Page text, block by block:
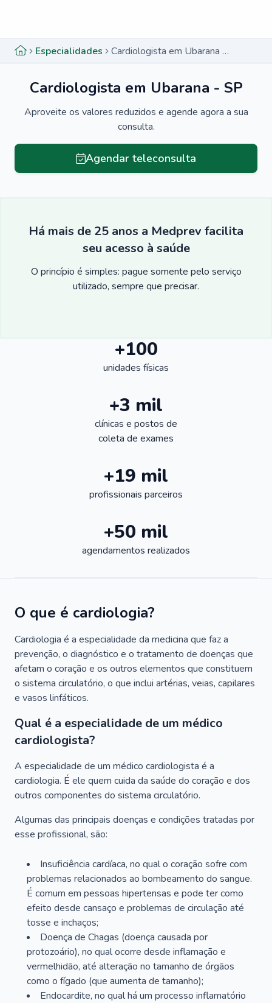
Especialidades Cardiologista em Ubarana - SP
Cardiologista em Ubarana - SP
Aproveite os valores reduzidos e agende agora a sua
consulta.
Agendar teleconsulta
Há mais de 25 anos a Medprev facilita
seu acesso à saúde
O princípio é simples: pague somente pelo serviço
utilizado, sempre que precisar.
+100
unidades físicas
+3 mil
clínicas e postos de
coleta de exames
+19 mil
profissionais parceiros
+50 mil
agendamentos realizados
O que é cardiologia?
Cardiologia é a especialidade da medicina que faz a
prevenção, o diagnóstico e o tratamento de doenças que
afetam o coração e os outros elementos que constituem
o sistema circulatório, o que inclui artérias, veias, capilares
e vasos linfáticos.
Qual é a especialidade de um médico
cardiologista?
A especialidade de um médico cardiologista é a
cardiologia. É ele quem cuida da saúde do coração e dos
outros componentes do sistema circulatório.
Algumas das principais doenças e condições tratadas por
esse profissional, são:
Insuficiência cardíaca, no qual o coração sofre com
problemas relacionados ao bombeamento do sangue.
É comum em pessoas hipertensas e pode ter como
efeito desde cansaço e problemas de circulação até
tosse e inchaços;
Doença de Chagas (doença causada por
protozoário), no qual ocorre desde inflamação e
vermelhidão, até alteração no tamanho de órgãos
como o fígado (que aumenta de tamanho);
Endocardite, no qual há um processo inflamatório